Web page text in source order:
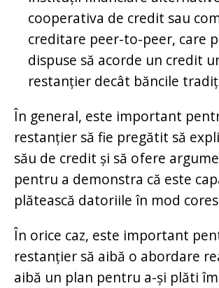
cooperativa de credit sau
creditare peer-to-peer, care
dispuse să acorde un credit
restanțier decât băncile
În general, este important
restanțier să fie pregătit să
său de credit și să ofere
pentru a demonstra că este
plătească datoriile în mod
În orice caz, este important
restanțier să aibă o abordare
aibă un plan pentru a-și plăti